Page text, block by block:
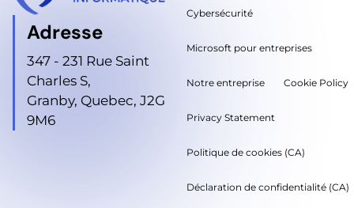
Adresse
347 - 231 Rue Saint
Charles S,
Granby, Quebec, J2G
9M6
Cybersécurité
Microsoft pour entreprises
Notre entreprise Cookie Policy
Privacy Statement
Politique de cookies (CA)
Déclaration de confidentialité (CA)